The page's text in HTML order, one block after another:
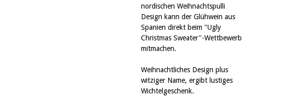
nordischen Weihnachtspulli
Design kann der Glühwein aus
Spanien direkt beim "Ugly
Christmas Sweater"-Wettbewerb
mitmachen.
Weihnachtliches Design plus
witziger Name, ergibt lustiges
Wichtelgeschenk.